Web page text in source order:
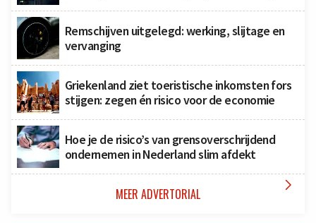
Remschijven uitgelegd: werking, slijtage en
vervanging
Griekenland ziet toeristische inkomsten fors
stijgen: zegen én risico voor de economie
Hoe je de risico’s van grensoverschrijdend
ondernemen in Nederland slim afdekt
MEER ADVERTORIAL 